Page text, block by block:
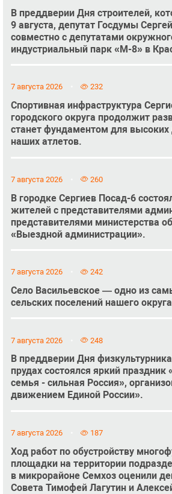
В преддверии Дня строителей,
9 августа, депутат Госдумы
совместно с депутатами
индустриальный парк «М-8» в
7 августа 2026 232
Спортивная инфраструктура
городского округа продолжит
станет фундаментом для
наших атлетов.
7 августа 2026 260
В городке Сергиев Посад-6
жителей с представителями
представителями министерства
«Выездной администрации».
7 августа 2026 242
Село Васильевское — одно из
сельских поселений нашего
7 августа 2026 248
В преддверии Дня
прудах состоялся яркий праздник
семья - сильная Россия»,
движением Единой России».
7 августа 2026 187
Ход работ по обустройству
площадки на территории
в микрорайоне Семхоз оценили
Совета Тимофей Лагутин и